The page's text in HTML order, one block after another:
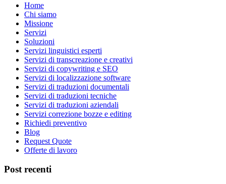
Home
Chi siamo
Missione
Servizi
Soluzioni
Servizi linguistici esperti
Servizi di transcreazione e creativi
Servizi di copywriting e SEO
Servizi di localizzazione software
Servizi di traduzioni documentali
Servizi di traduzioni tecniche
Servizi di traduzioni aziendali
Servizi correzione bozze e editing
Richiedi preventivo
Blog
Request Quote
Offerte di lavoro
Post recenti